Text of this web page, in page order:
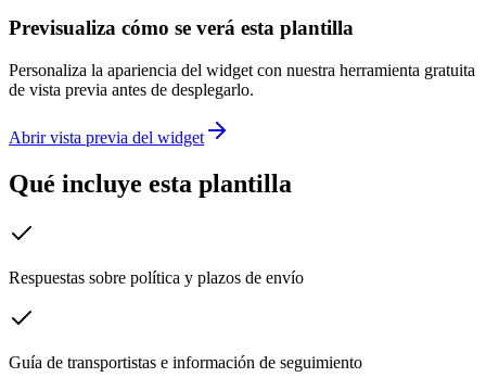
Previsualiza cómo se verá esta plantilla
Personaliza la apariencia del widget con nuestra herramienta gratuita
de vista previa antes de desplegarlo.
Abrir vista previa del widget
Qué incluye esta plantilla
Respuestas sobre política y plazos de envío
Guía de transportistas e información de seguimiento